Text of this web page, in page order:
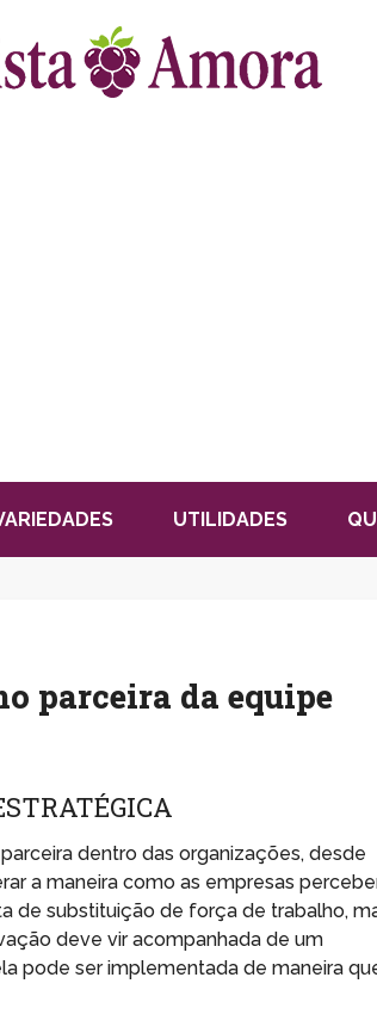
UTILIDADES
parceira da equipe
dentro das organizações, desde
a maneira como as empresas
de substituição de força de trabalho,
deve vir acompanhada de um
pode ser implementada de maneira